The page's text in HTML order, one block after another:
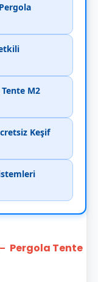
M2
Keşif
– Pergola Tente